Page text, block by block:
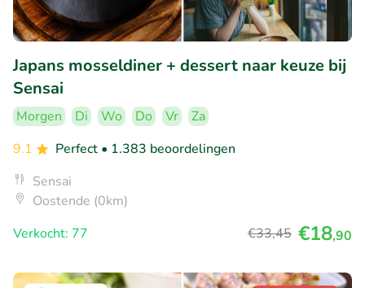
Japans mosseldiner + dessert naar keuze bij
Sensai
Morgen Di Wo Do Vr
Za
9.1
Perfect • 1.383 beoordelingen
Sensai
Oostende (0km)
Verkocht: 77
€33,45 €18,90